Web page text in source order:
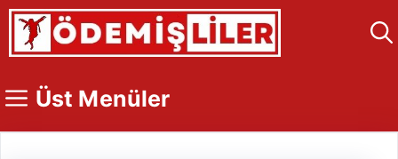
İçeriğe
atla
Üst Menüler